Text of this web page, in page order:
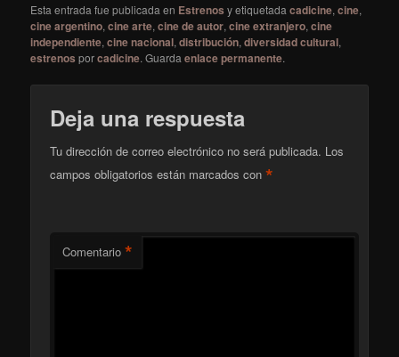
Esta entrada fue publicada en Estrenos y etiquetadacadicine,cine,
cine argentino,cine arte,cine de autor,cine extranjero,cine
independiente,cine nacional,distribución,diversidad cultural,
estrenos porcadicine. Guardaenlace permanente.
Deja una respuesta
Tu dirección de correo electrónico no será publicada. Los
campos obligatorios están marcados con*
Comentario *